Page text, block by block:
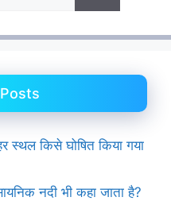
स्थल किसे घोषित किया गया
नदी भी कहा जाता है?